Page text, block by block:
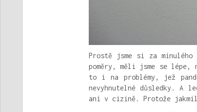
Prostě jsme si za
poměry, měli jsme se
to i na problémy, jež
nevyhnutelné důsledky. A
ani v cizině. Protože